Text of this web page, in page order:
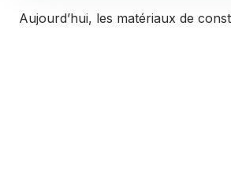
Aujourd’hui, les matériaux de